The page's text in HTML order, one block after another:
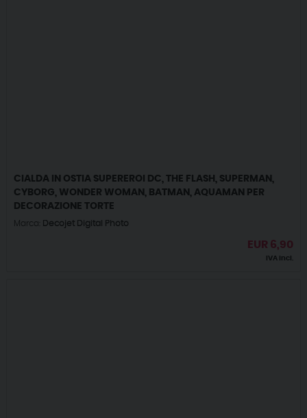
CIALDA IN OSTIA SUPEREROI DC, THE FLASH, SUPERMAN,
CYBORG, WONDER WOMAN, BATMAN, AQUAMAN PER
DECORAZIONE TORTE
Marca: Decojet Digital Photo
EUR 6,90
IVA incl.